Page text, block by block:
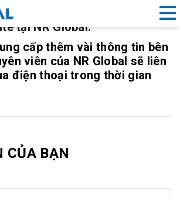
tin tưởng và sử dụng dịch vụ
tại NR Global.
cấp thêm vài thông tin bên
viên của NR Global sẽ liên
điện thoại trong thời gian
CỦA BẠN